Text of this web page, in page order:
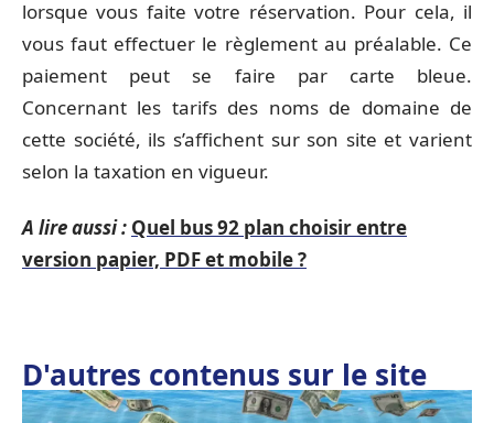
lorsque vous faite votre réservation. Pour cela, il
vous faut effectuer le règlement au préalable. Ce
paiement peut se faire par carte bleue.
Concernant les tarifs des noms de domaine de
cette société, ils s’affichent sur son site et varient
selon la taxation en vigueur.
A lire aussi : Quel bus 92 plan choisir entre
version papier, PDF et mobile ?
D'autres contenus sur le site